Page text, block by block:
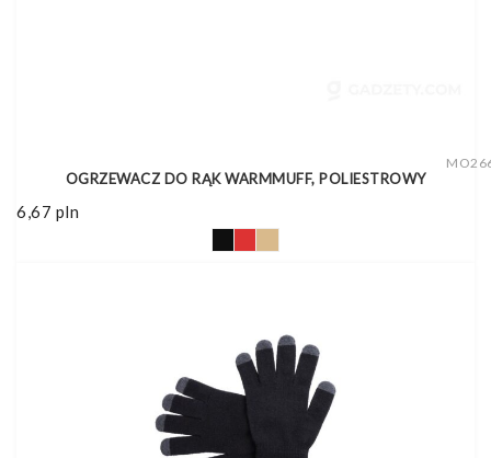
OGRZEWACZ DO RĄK WARMMUFF, POLIESTROWY
6,67 pln